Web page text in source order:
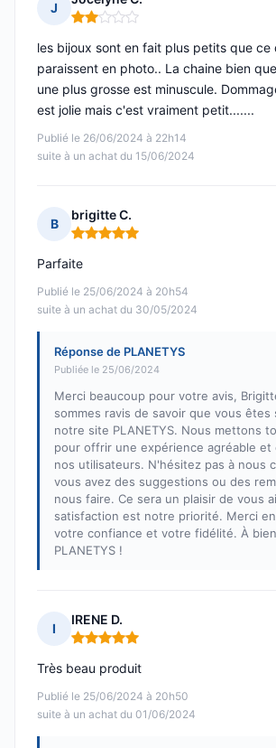
J
Note : 2 sur 5
Publié le 26/06/2024 à 22h14
suite à un achat du 15/06/2024
les bijoux sont en fait plus petits que ce
paraissent en photo.. La chaine bien
une plus grosse est minuscule.
est jolie mais c'est vraiment petit.......
B
brigitte C.
Note : 5 sur 5
Publié le 25/06/2024 à 20h54
suite à un achat du 30/05/2024
Parfaite
Réponse de PLANETYS
Publiée le 25/06/2024
Merci beaucoup pour votre avis,
sommes ravis de savoir que vous êtes
notre site PLANETYS. Nous mettons
pour offrir une expérience agréable et
nos utilisateurs. N'hésitez pas à nous
vous avez des suggestions ou des
nous faire. Ce sera un plaisir de vous
satisfaction est notre priorité. Merci
votre confiance et votre fidélité. À
PLANETYS !
I
IRENE D.
Note : 5 sur 5
Publié le 25/06/2024 à 20h50
suite à un achat du 01/06/2024
Très beau produit